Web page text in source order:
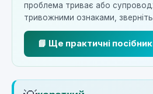
проблема триває або
тривожними ознаками,
📘 Ще практичні